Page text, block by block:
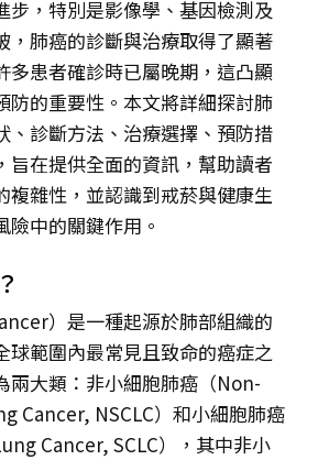
步，特別是影像學、基因檢測及
，肺癌的診斷與治療取得了顯著
多患者確診時已屬晚期，這凸顯
防的重要性。本文將詳細探討肺
、診斷方法、治療選擇、預防措
旨在提供全面的資訊，幫助讀者
複雜性，並認識到戒菸與健康生
險中的關鍵作用。
）是一種起源於肺部組織的
球範圍內最常見且致命的癌症之
兩大類：非小細胞肺癌（Non-
Cancer, NSCLC）和小細胞肺癌
Cancer, SCLC），其中非小